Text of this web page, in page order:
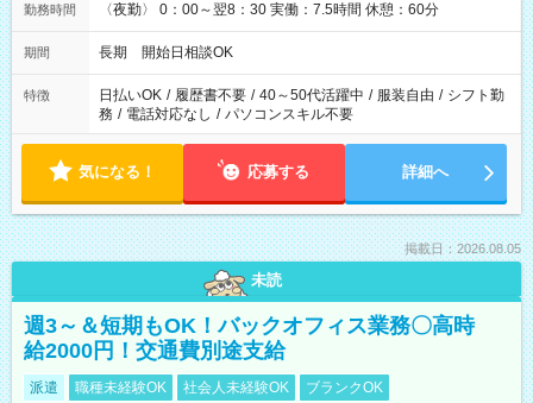
勤務時間 〈夜勤〉 0：00～翌8：30 実働：7.5時間 休憩：60分
期間 長期 開始日相談OK
特徴 日払いOK / 履歴書不要 / 40～50代活躍中 / 服装自由 / シフト勤
務 / 電話対応なし / パソコンスキル不要
気になる！ 応募する 詳細へ
掲載日：2026.08.05
未読
週3～＆短期もOK！バックオフィス業務〇高時
給2000円！交通費別途支給
派遣 職種未経験OK 社会人未経験OK
ブランクOK